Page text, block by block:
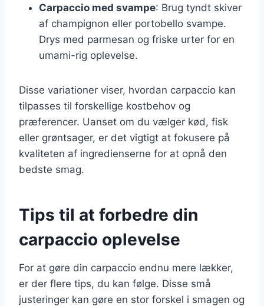
Carpaccio med svampe: Brug tyndt skiver
af champignon eller portobello svampe.
Drys med parmesan og friske urter for en
umami-rig oplevelse.
Disse variationer viser, hvordan carpaccio kan
tilpasses til forskellige kostbehov og
præferencer. Uanset om du vælger kød, fisk
eller grøntsager, er det vigtigt at fokusere på
kvaliteten af ingredienserne for at opnå den
bedste smag.
Tips til at forbedre din
carpaccio oplevelse
For at gøre din carpaccio endnu mere lækker,
er der flere tips, du kan følge. Disse små
justeringer kan gøre en stor forskel i smagen og